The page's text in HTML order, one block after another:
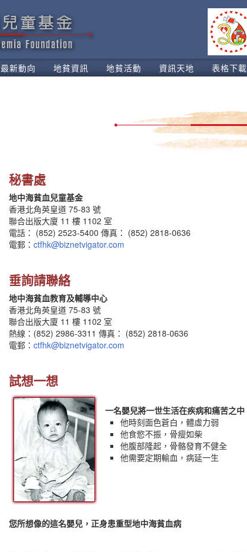
最新動向 地貧資訊 地貧活動 資訊天地 表格下載
秘書處
地中海貧血兒童基金
香港北角英皇道 75-83 號
聯合出版大廈 11 樓 1102 室
電話： (852) 2523-5400 傳真： (852) 2818-0636
電郵： ctfhk@biznetvigator.com
垂詢請聯絡
地中海貧血教育及輔導中心
香港北角英皇道 75-83 號
聯合出版大廈 11 樓 1102 室
熱線：(852) 2986-3311 傳真： (852) 2818-0636
電郵： ctfhk@biznetvigator.com
試想一想
一名嬰兒將一世生活在疾病和痛苦之中
他時刻面色蒼白，體虛力弱
他食慾不振，骨瘦如柴
他腹部隆起，骨骼發育不健全
他需要定期輸血，病延一生
您所想像的這名嬰兒，正身患重型地中海貧血病